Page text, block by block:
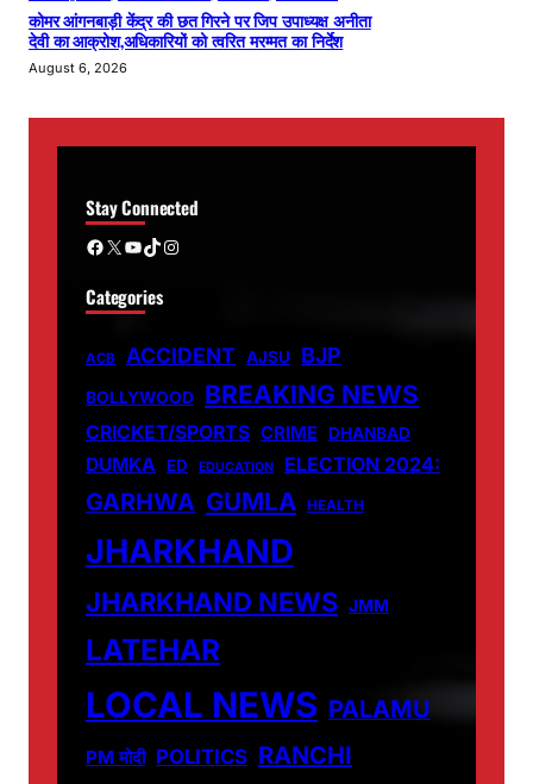
कोमर आंगनबाड़ी केंद्र की छत गिरने पर जिप उपाध्यक्ष अनीता
देवी का आक्रोश,अधिकारियों को त्वरित मरम्मत का निर्देश
August 6, 2026
Stay Connected
Facebook X YouTube TikTok Instagram
Categories
ACB ACCIDENT AJSU BJP
BOLLYWOOD BREAKING NEWS
CRICKET/SPORTS CRIME DHANBAD
DUMKA ED EDUCATION ELECTION 2024:
GARHWA GUMLA HEALTH
JHARKHAND
JHARKHAND NEWS JMM
LATEHAR
LOCAL NEWS PALAMU
PM मोदी POLITICS RANCHI